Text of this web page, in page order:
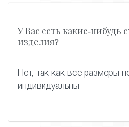
У Вас есть какие-нибудь
изделия?
Нет, так как все размеры
индивидуальны